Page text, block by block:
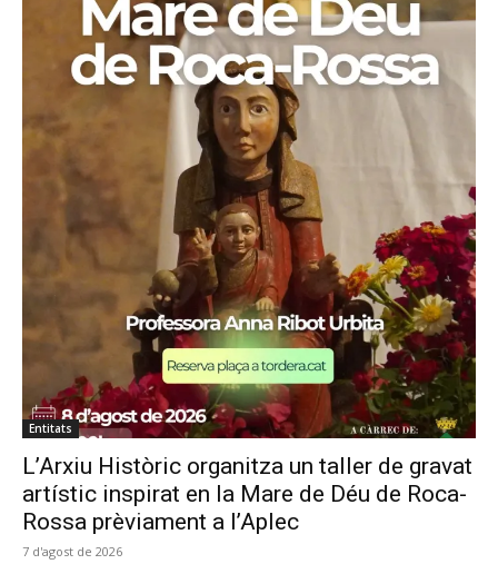
Entitats
L’Arxiu Històric organitza un taller de gravat
artístic inspirat en la Mare de Déu de Roca-
Rossa prèviament a l’Aplec
7 d'agost de 2026